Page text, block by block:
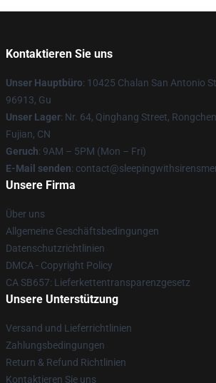
Kontaktieren Sie uns
Unser Hauptbüro: 10425 Chalan San Antonio
96913, Gu
Unser Lager: Nr. 64, Qinghang Street,
Fujian, CN
Geruch: 9AM – 5PM (Mon – Fri)
E-Mail senden:
Unsere Firma
Über uns
Allgemeine Geschäftsbedingungen
Datenschutzrichtlinien
DMCA - Copyright Policy
CA SB657: Lieferkettentransparenzgesetz
Unsere Unterstützung
Versand und Lieferrichtlinien
Zahlungsbedingungen
Return & Refund Richtlinien
Kontaktieren Sie uns